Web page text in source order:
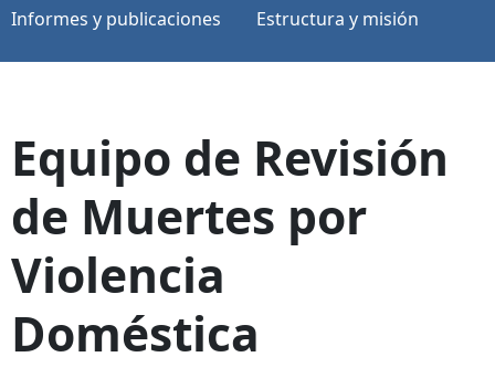
Informes y publicaciones Estructura y misión
Equipo de Revisión
de Muertes por
Violencia
Doméstica